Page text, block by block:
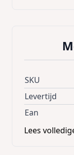
SKU
Levertijd
Ean
Lees